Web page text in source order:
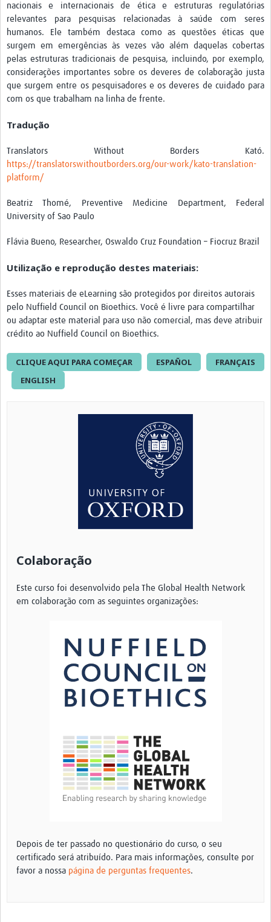
nacionais e internacionais de ética e estruturas regulatórias
relevantes para pesquisas relacionadas à saúde com seres
humanos. Ele também destaca como as questões éticas que
surgem em emergências às vezes vão além daquelas cobertas
pelas estruturas tradicionais de pesquisa, incluindo, por exemplo,
considerações importantes sobre os deveres de colaboração justa
que surgem entre os pesquisadores e os deveres de cuidado para
com os que trabalham na linha de frente.
Tradução
Translators Without Borders Kató.
https://translatorswithoutborders.org/our-work/kato-translation-
platform/
Beatriz Thomé, Preventive Medicine Department, Federal
University of Sao Paulo
Flávia Bueno, Researcher, Oswaldo Cruz Foundation – Fiocruz Brazil
Utilização e reprodução destes materiais:
Esses materiais de eLearning são protegidos por direitos autorais
pelo Nuffield Council on Bioethics. Você é livre para compartilhar
ou adaptar este material para uso não comercial, mas deve atribuir
crédito ao Nuffield Council on Bioethics.
CLIQUE AQUI PARA COMEÇAR ESPAÑOL
FRANÇAIS
ENGLISH
Colaboração
Este curso foi desenvolvido pela The Global Health Network
em colaboração com as seguintes organizações:
Depois de ter passado no questionário do curso, o seu
certificado será atribuído. Para mais informações, consulte por
favor a nossa página de perguntas frequentes.